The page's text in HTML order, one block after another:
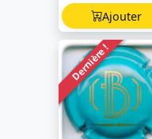
Ajouter
Dernière !